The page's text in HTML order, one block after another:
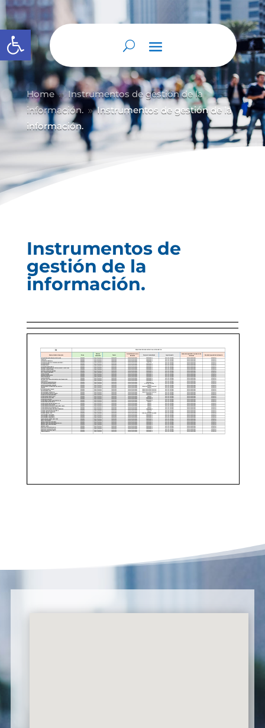
Abrir barra de herramientas
Home 9 Instrumentos de gestión de la
información. 9 Instrumentos de gestión de la
información.
Instrumentos de
gestión de la
información.